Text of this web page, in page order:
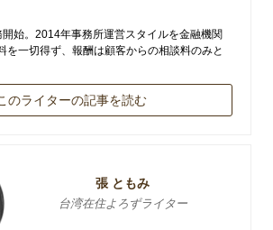
始。2014年事務所運営スタイルを金融機関
を一切得ず、報酬は顧客からの相談料のみと
のライターの記事を読む
張 ともみ
台湾在住よろずライター